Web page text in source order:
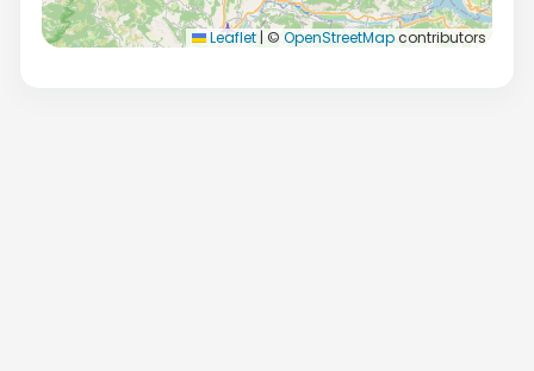
Leaflet | © OpenStreetMapcontributors